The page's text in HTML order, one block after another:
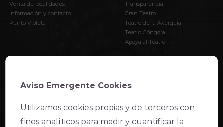
Venta de localidades
Información y contacto
Punto Violeta
Declaración de accesibilidad web
Aviso Legal
Política de Privacidad
Transparencia
Gran Teatro
Teatro de la Axerquía
Teatro Góngora
Apoya al Teatro
Aviso Emergente Cookies
Utilizamos cookies propias y de terceros con
fines analíticos para medir y cuantificar la